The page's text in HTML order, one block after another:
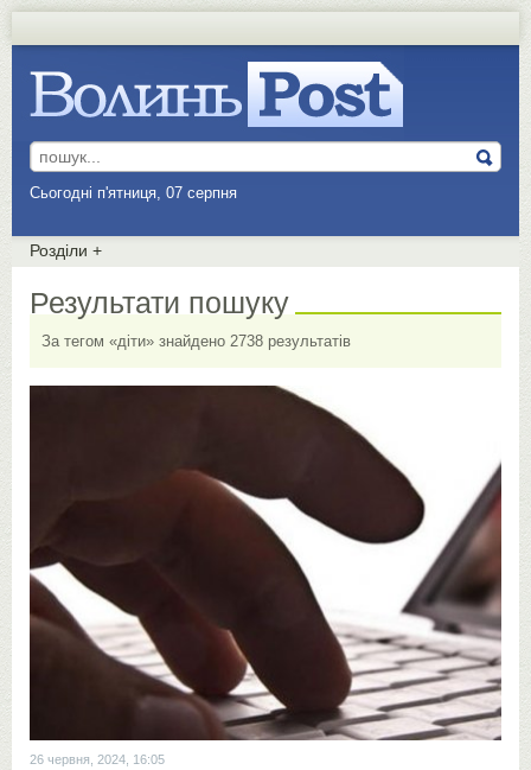
Сьогодні п'ятниця, 07 серпня
Розділи +
Результати пошуку
За тегом «діти» знайдено 2738 результатів
26 червня, 2024, 16:05